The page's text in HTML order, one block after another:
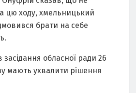
цю ходу, хмельницький
брати на себе
обласної ради 26
мають ухвалити рішення